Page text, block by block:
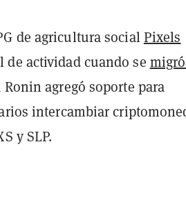
de agricultura socialPixels
actividad cuando se
agregó soporte para
intercambiar
y SLP.